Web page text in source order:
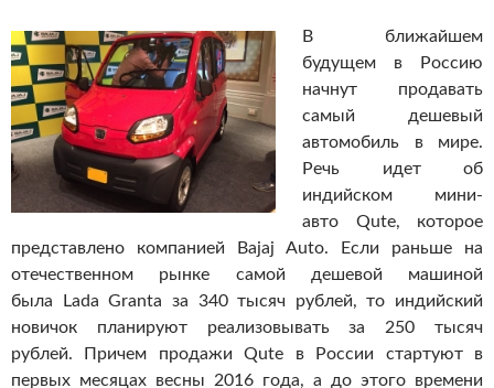
В ближайшем
будущем в Россию
начнут продавать
самый дешевый
автомобиль в мире.
Речь идет об
индийском мини-
авто Qute, которое
представлено компанией Bajaj Auto. Если раньше на
отечественном рынке самой дешевой машиной
была Lada Granta за 340 тысяч рублей, то индийский
новичок планируют реализовывать за 250 тысяч
рублей. Причем продажи Qute в России стартуют в
первых месяцах весны 2016 года, а до этого времени